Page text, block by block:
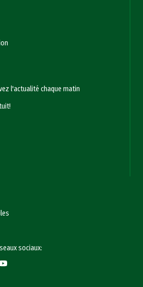
l'actualité chaque matin
sociaux: